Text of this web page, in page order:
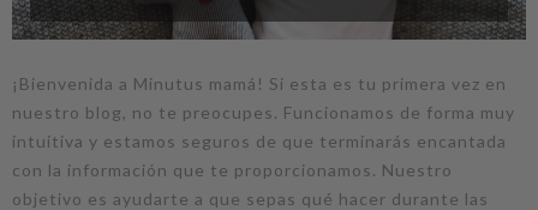
¡Bienvenida a Minutus mamá! Si esta es tu primera vez en
nuestro blog, no te preocupes. Funcionamos de forma muy
intuitiva y estamos seguros de que terminarás encantada
con la información que te proporcionamos. Nuestro
objetivo es ayudarte a que sepas qué hacer durante las